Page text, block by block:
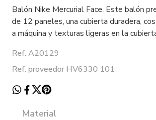
Balón Nike Mercurial Face. Este balón
de 12 paneles, una cubierta duradera,
a máquina y texturas ligeras en la
Ref. A20129
Ref. proveedor HV6330 101
Material